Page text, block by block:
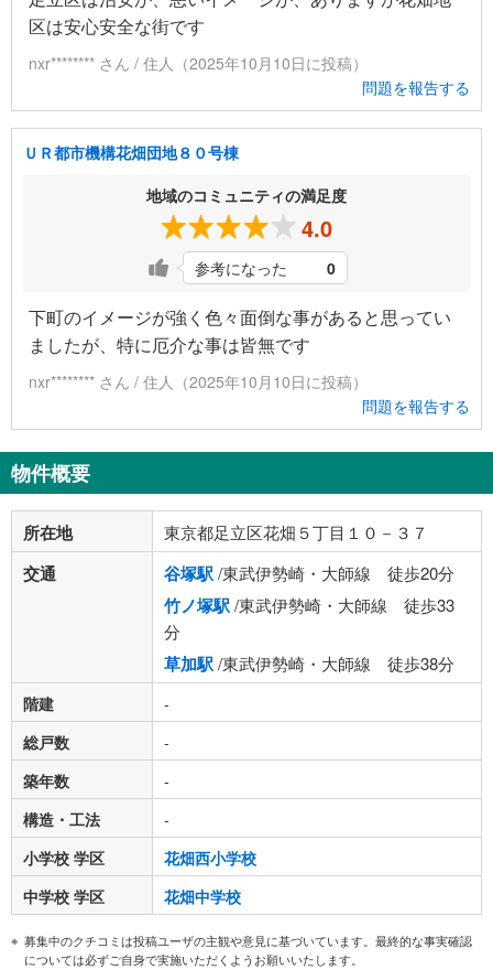
区は安心安全な街です
nxr******** さん / 住人（2025年10月10日に投稿）
問題を報告する
ＵＲ都市機構花畑団地８０号棟
地域のコミュニティの満足度
4.0
参考になった 0
下町のイメージが強く色々面倒な事があると思ってい
ましたが、特に厄介な事は皆無です
nxr******** さん / 住人（2025年10月10日に投稿）
問題を報告する
物件概要
所在地 東京都足立区花畑５丁目１０－３７
交通 谷塚駅/東武伊勢崎・大師線 徒歩20分
竹ノ塚駅/東武伊勢崎・大師線 徒歩33
分
草加駅/東武伊勢崎・大師線 徒歩38分
階建
-
総戸数
-
築年数
-
構造・工法
-
小学校 学区
花畑西小学校
中学校 学区
花畑中学校
募集中のクチコミは投稿ユーザの主観や意見に基づいています。最終的な事実確認
については必ずご自身で実施いただくようお願いいたします。